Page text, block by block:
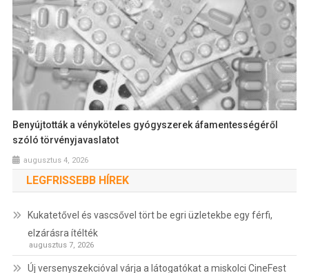
Benyújtották a vényköteles gyógyszerek áfamentességéről
szóló törvényjavaslatot
augusztus 4, 2026
LEGFRISSEBB HÍREK
Kukatetővel és vascsővel tört be egri üzletekbe egy férfi,
elzárásra ítélték
augusztus 7, 2026
Új versenyszekcióval várja a látogatókat a miskolci CineFest